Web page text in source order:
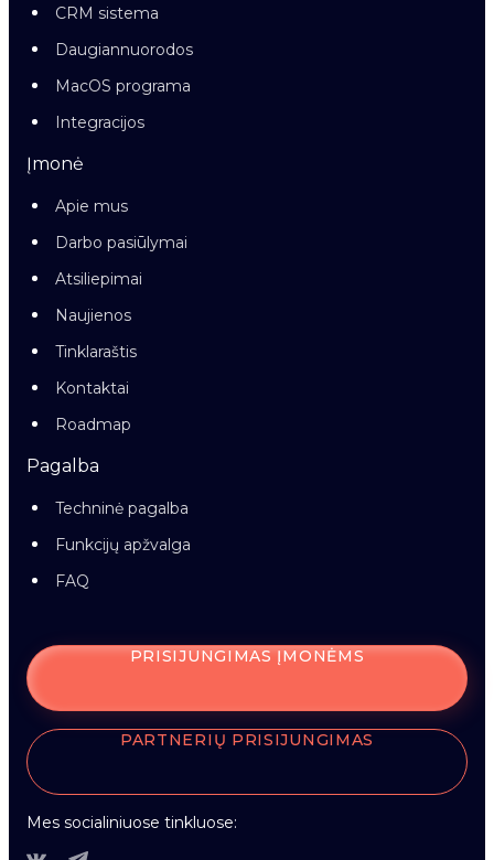
CRM sistema
Daugiannuorodos
MacOS programa
Integracijos
Įmonė
Apie mus
Darbo pasiūlymai
Atsiliepimai
Naujienos
Tinklaraštis
Kontaktai
Roadmap
Pagalba
Techninė pagalba
Funkcijų apžvalga
FAQ
PRISIJUNGIMAS ĮMONĖMS
PARTNERIŲ PRISIJUNGIMAS
Mes socialiniuose tinkluose: